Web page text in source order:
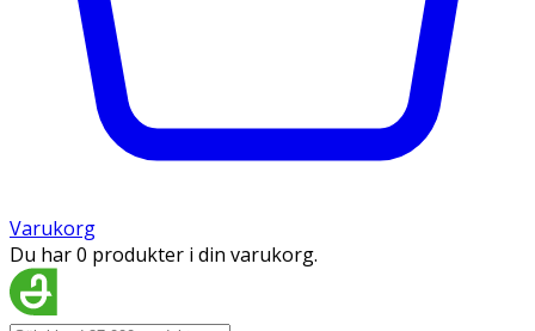
Varukorg
Du har 0 produkter i din varukorg.